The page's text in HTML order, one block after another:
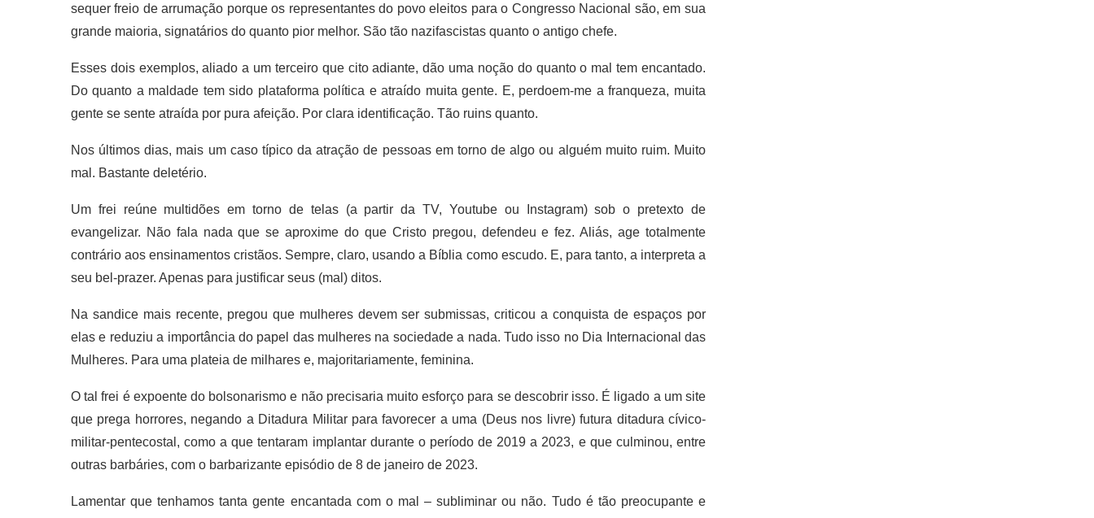
sequer freio de arrumação porque os representantes do povo eleitos para o Congresso Nacional são, em sua
grande maioria, signatários do quanto pior melhor. São tão nazifascistas quanto o antigo chefe.
Esses dois exemplos, aliado a um terceiro que cito adiante, dão uma noção do quanto o mal tem encantado.
Do quanto a maldade tem sido plataforma política e atraído muita gente. E, perdoem-me a franqueza, muita
gente se sente atraída por pura afeição. Por clara identificação. Tão ruins quanto.
Nos últimos dias, mais um caso típico da atração de pessoas em torno de algo ou alguém muito ruim. Muito
mal. Bastante deletério.
Um frei reúne multidões em torno de telas (a partir da TV, Youtube ou Instagram) sob o pretexto de
evangelizar. Não fala nada que se aproxime do que Cristo pregou, defendeu e fez. Aliás, age totalmente
contrário aos ensinamentos cristãos. Sempre, claro, usando a Bíblia como escudo. E, para tanto, a interpreta a
seu bel-prazer. Apenas para justificar seus (mal) ditos.
Na sandice mais recente, pregou que mulheres devem ser submissas, criticou a conquista de espaços por
elas e reduziu a importância do papel das mulheres na sociedade a nada. Tudo isso no Dia Internacional das
Mulheres. Para uma plateia de milhares e, majoritariamente, feminina.
O tal frei é expoente do bolsonarismo e não precisaria muito esforço para se descobrir isso. É ligado a um site
que prega horrores, negando a Ditadura Militar para favorecer a uma (Deus nos livre) futura ditadura cívico-
militar-pentecostal, como a que tentaram implantar durante o período de 2019 a 2023, e que culminou, entre
outras barbáries, com o barbarizante episódio de 8 de janeiro de 2023.
Lamentar que tenhamos tanta gente encantada com o mal – subliminar ou não. Tudo é tão preocupante e